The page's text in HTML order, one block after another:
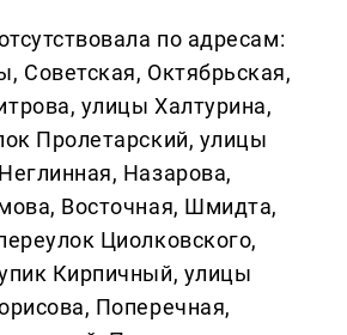
по адресам:
Советская, Октябрьская,
улицы Халтурина,
Пролетарский, улицы
Назарова,
Восточная, Шмидта,
Циолковского,
Кирпичный, улицы
Поперечная,